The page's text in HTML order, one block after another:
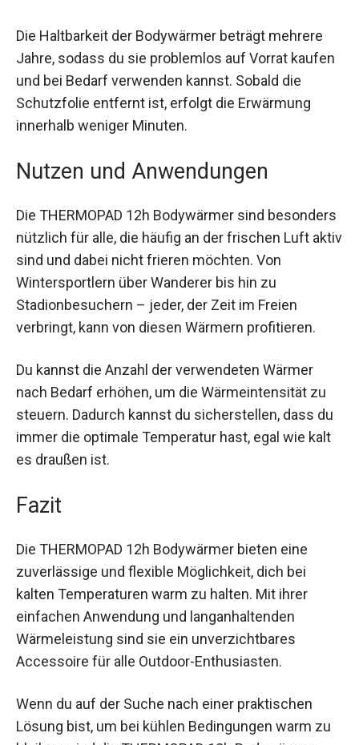
Jahre, sodass du sie problemlos auf Vorrat
kaufen und bei Bedarf verwenden kannst. Sobald
die Schutzfolie entfernt ist, erfolgt die
Erwärmung innerhalb weniger Minuten.
Nutzen und Anwendungen
besonders nützlich für alle, die häufig an der
frischen Luft aktiv sind und dabei nicht frieren
möchten. Von Wintersportlern über Wanderer bis
hin zu Stadionbesuchern – jeder, der Zeit im
Freien verbringt, kann von diesen Wärmern
profitieren.
Du kannst die Anzahl der verwendeten Wärmer
nach Bedarf erhöhen, um die Wärmeintensität zu
steuern. Dadurch kannst du sicherstellen, dass
du immer die optimale Temperatur hast, egal wie
kalt es draußen ist.
Fazit
Die THERMOPAD 12h Bodywärmer bieten eine
zuverlässige und flexible Möglichkeit, dich bei
kalten Temperaturen warm zu halten. Mit ihrer
einfachen Anwendung und langanhaltenden
Wärmeleistung sind sie ein unverzichtbares
Accessoire für alle Outdoor-Enthusiasten.
Wenn du auf der Suche nach einer praktischen
Lösung bist, um bei kühlen Bedingungen warm zu